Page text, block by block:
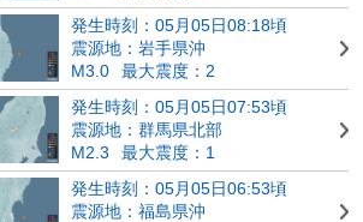
発生時刻：05月05日08:18頃
震源地：岩手県沖
M3.0
最大震度：2
発生時刻：05月05日07:53頃
震源地：群馬県北部
M2.3
最大震度：1
発生時刻：05月05日06:53頃
震源地：福島県沖